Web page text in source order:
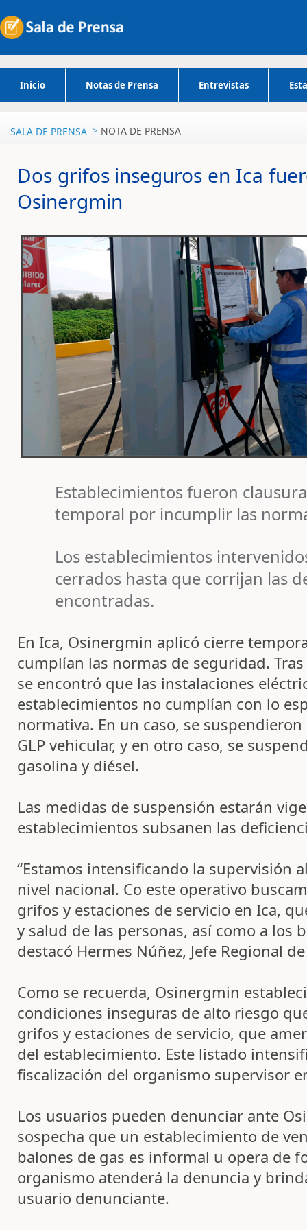
Inicio Notas de Prensa Entrevistas
SALA DE PRENSA NOTA DE PRENSA
Dos grifos inseguros en Ica
Osinergmin
Establecimientos fueron
temporal por incumplir las
Los establecimientos
cerrados hasta que corrijan las
encontradas.
En Ica, Osinergmin aplicó cierre
cumplían las normas de seguridad.
se encontró que las instalaciones
establecimientos no cumplían con lo
normativa. En un caso, se
GLP vehicular, y en otro caso, se
gasolina y diésel.
Las medidas de suspensión estarán
establecimientos subsanen las
“Estamos intensificando la supervisión
nivel nacional. Co este operativo
grifos y estaciones de servicio en Ica,
y salud de las personas, así como a los
destacó Hermes Núñez, Jefe Regional
Como se recuerda, Osinergmin
condiciones inseguras de alto riesgo
grifos y estaciones de servicio, que
del establecimiento. Este listado
fiscalización del organismo supervisor
Los usuarios pueden denunciar ante
sospecha que un establecimiento de
balones de gas es informal u opera de
organismo atenderá la denuncia y
usuario denunciante.